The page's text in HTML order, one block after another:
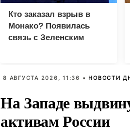
Кто заказал взрыв в
Монако? Появилась
связь с Зеленским
8 АВГУСТА 2026, 11:36 • НОВОСТИ
На Западе
активам России